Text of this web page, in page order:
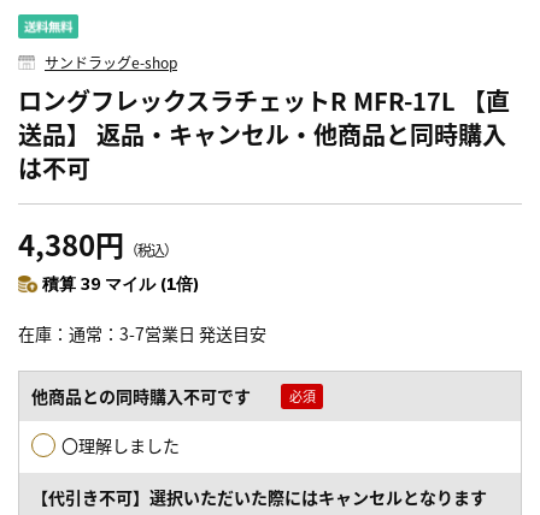
サンドラッグe-shop
ロングフレックスラチェットR MFR-17L 【直
送品】 返品・キャンセル・他商品と同時購入
は不可
4,380円 （税込）
積算 39 マイル (1倍)
在庫 通常：3-7営業日 発送目安
他商品との同時購入不可です
〇理解しました
【代引き不可】選択いただいた際にはキャンセルとなります